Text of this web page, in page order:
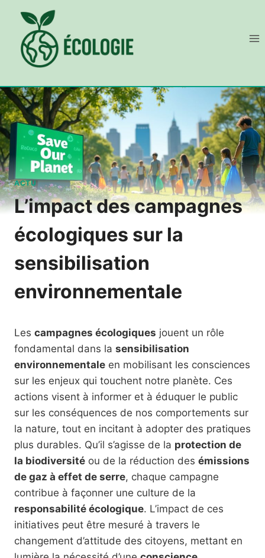
contenu
ACTU
L’impact des campagnes
écologiques sur la
sensibilisation
environnementale
Les campagnes écologiques jouent un rôle
fondamental dans la sensibilisation
environnementale en mobilisant les consciences
sur les enjeux qui touchent notre planète. Ces
actions visent à informer et à éduquer le public
sur les conséquences de nos comportements sur
la nature, tout en incitant à adopter des pratiques
plus durables. Qu’il s’agisse de la protection de
la biodiversité ou de la réduction des émissions
de gaz à effet de serre, chaque campagne
contribue à façonner une culture de la
responsabilité écologique. L’impact de ces
initiatives peut être mesuré à travers le
changement d’attitude des citoyens, mettant en